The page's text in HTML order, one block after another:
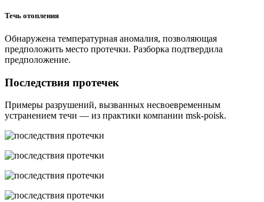
Течь отопления
Обнаружена температурная аномалия, позволяющая
предположить место протечки. Разборка подтвердила
предположение.
Последствия протечек
Примеры разрушений, вызванных несвоевременным
устранением течи — из практики компании msk-poisk.